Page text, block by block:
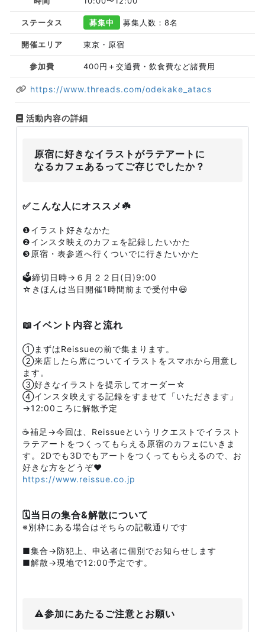
ステータス 募集中 募集人数：8名
開催エリア 東京・原宿
参加費 400円＋交通費・飲食費など諸費用
https://www.threads.com/odekake_atacs
活動内容の詳細
原宿に好きなイラストがラテアートに
なるカフェあるってご存じでしたか？
✅こんな人にオススメ☘️
❶イラスト好きなかた
❷インスタ映えのカフェを記録したいかた
❸原宿・表参道へ行くついでに行きたいかた
🗳️締切日時→６月２２日(日)9:00
☆きほんは当日開催1時間前まで受付中😃
📖イベント内容と流れ
①まずはReissueの前で集まります。
②来店したら席についてイラストをスマホから用意し
ます。
③好きなイラストを提示してオーダー☆
④インスタ映えする記録をすませて「いただきます」
→12:00ころに解散予定
☕️補足→今回は、Reissueというリクエストでイラスト
ラテアートをつくってもらえる原宿のカフェにいきま
す。2Dでも3Dでもアートをつくってもらえるので、お
好きな方をどうぞ❤️
https://www.reissue.co.jp
🗓️当日の集合&解散について
※別枠にある場合はそちらの記載通りです
■集合→防犯上、申込者に個別でお知らせします
■解散→現地で12:00予定です。
⚠️参加にあたるご注意とお願い